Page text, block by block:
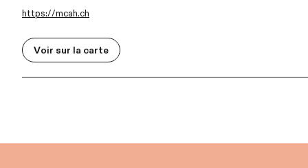
https://mcah.ch
Voir sur la carte